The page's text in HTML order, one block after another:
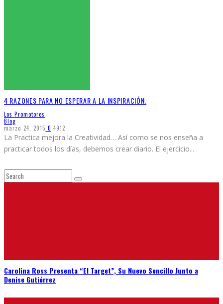
4 RAZONES PARA NO ESPERAR A LA INSPIRACIÓN.
Los Promotores
Blog
marzo 24, 2015 0 4912
La Practica mejora la Creatividad… Así como se nos enseña a
practicar todos los días, debemos crear diario. El ejercicio...
Carolina Ross Presenta “El Target”, Su Nuevo Sencillo Junto a
Denise Gutiérrez